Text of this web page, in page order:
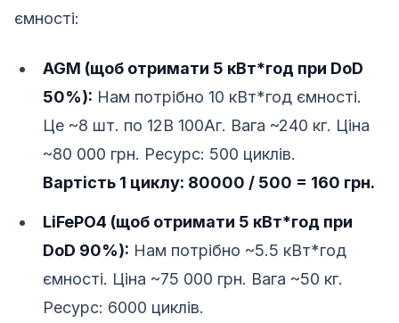
ємності:
AGM (щоб отримати 5 кВт*год при DoD
50%): Нам потрібно 10 кВт*год ємності.
Це ~8 шт. по 12В 100Аг. Вага ~240 кг. Ціна
~80 000 грн. Ресурс: 500 циклів.
Вартість 1 циклу: 80000 / 500 = 160 грн.
LiFePO4 (щоб отримати 5 кВт*год при
DoD 90%): Нам потрібно ~5.5 кВт*год
ємності. Ціна ~75 000 грн. Вага ~50 кг.
Ресурс: 6000 циклів.